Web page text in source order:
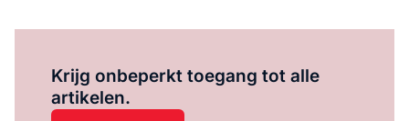
Krijg onbeperkt toegang tot alle
artikelen.